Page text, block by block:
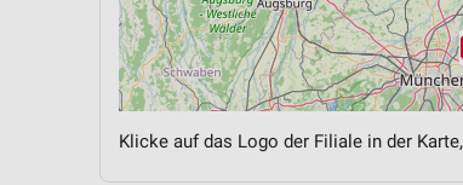
Klicke auf das Logo der Filiale in der